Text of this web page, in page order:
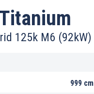
125k M6 (92kW)
999 cm